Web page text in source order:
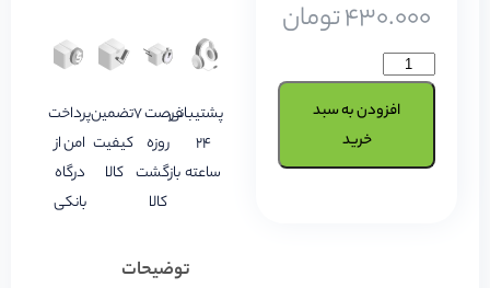
430.000تومان
افزودن به سبد
خرید
پشتیبانی
24
ساعته
فرصت 7
روزه
بازگشت
کالا
تضمین
کیفیت
کالا
پرداخت
امن از
درگاه
بانکی
توضیحات